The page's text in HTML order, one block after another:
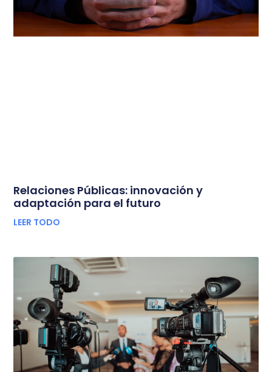
Relaciones Públicas: innovación y
adaptación para el futuro
LEER TODO